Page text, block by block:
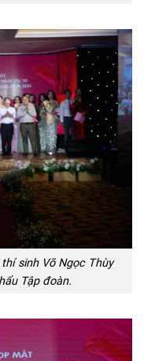
sinh Võ Ngọc Thùy
Tập đoàn.